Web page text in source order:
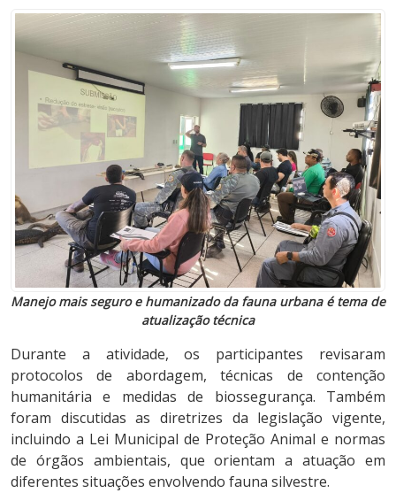
Manejo mais seguro e humanizado da fauna urbana é tema de
atualização técnica
Durante a atividade, os participantes revisaram
protocolos de abordagem, técnicas de contenção
humanitária e medidas de biossegurança. Também
foram discutidas as diretrizes da legislação vigente,
incluindo a Lei Municipal de Proteção Animal e normas
de órgãos ambientais, que orientam a atuação em
diferentes situações envolvendo fauna silvestre.